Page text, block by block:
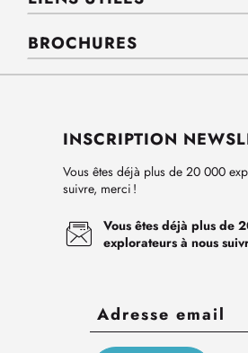
BROCHURES
INSCRIPTION
Vous êtes déjà plus de 20 000
suivre, merci !
Vous êtes déjà plus de
explorateurs à nous